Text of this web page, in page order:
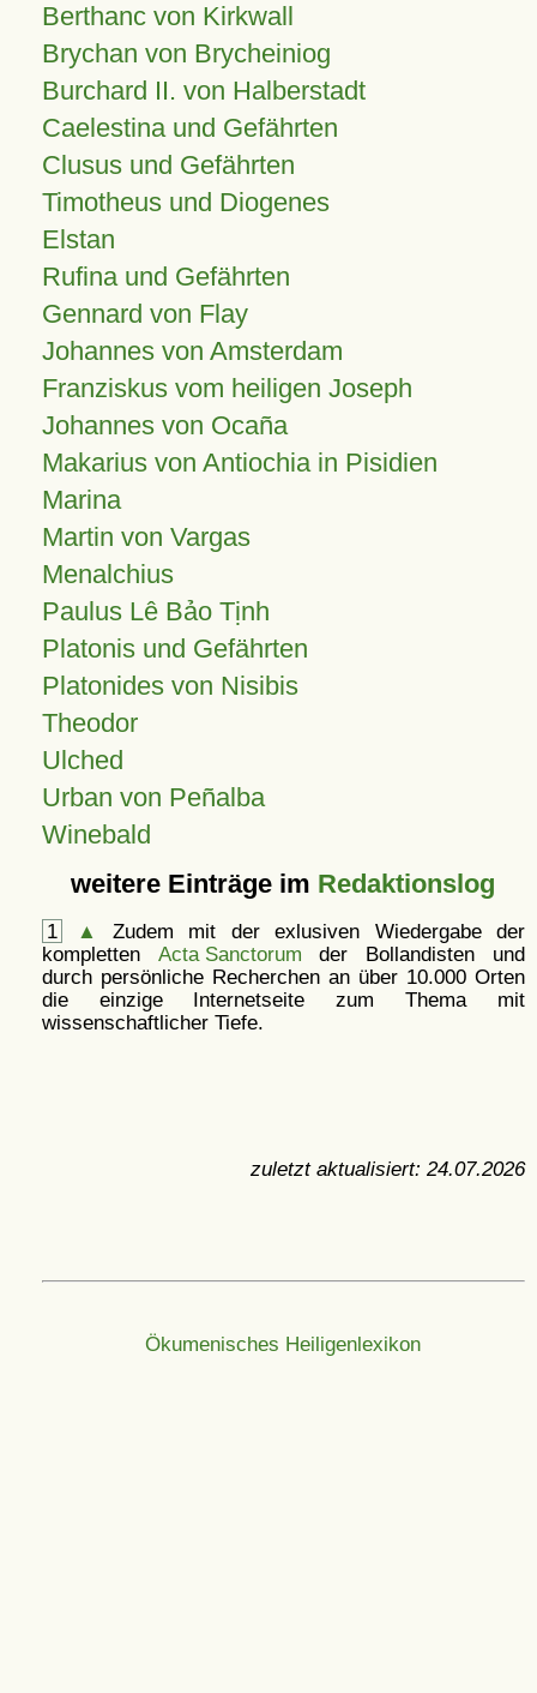
Berthanc von Kirkwall
Brychan von Brycheiniog
Burchard II. von Halberstadt
Caelestina und Gefährten
Clusus und Gefährten
Timotheus und Diogenes
Elstan
Rufina und Gefährten
Gennard von Flay
Johannes von Amsterdam
Franziskus vom heiligen Joseph
Johannes von Ocaña
Makarius von Antiochia in Pisidien
Marina
Martin von Vargas
Menalchius
Paulus Lê Bảo Tịnh
Platonis und Gefährten
Platonides von Nisibis
Theodor
Ulched
Urban von Peñalba
Winebald
weitere Einträge im Redaktionslog
1 ▲
Zudem mit der exlusiven Wiedergabe der
kompletten Acta Sanctorum der Bollandisten und
durch persönliche Recherchen an über 10.000 Orten
die einzige Internetseite zum Thema mit
wissenschaftlicher Tiefe.
zuletzt aktualisiert: 24.07.2026
Ökumenisches Heiligenlexikon